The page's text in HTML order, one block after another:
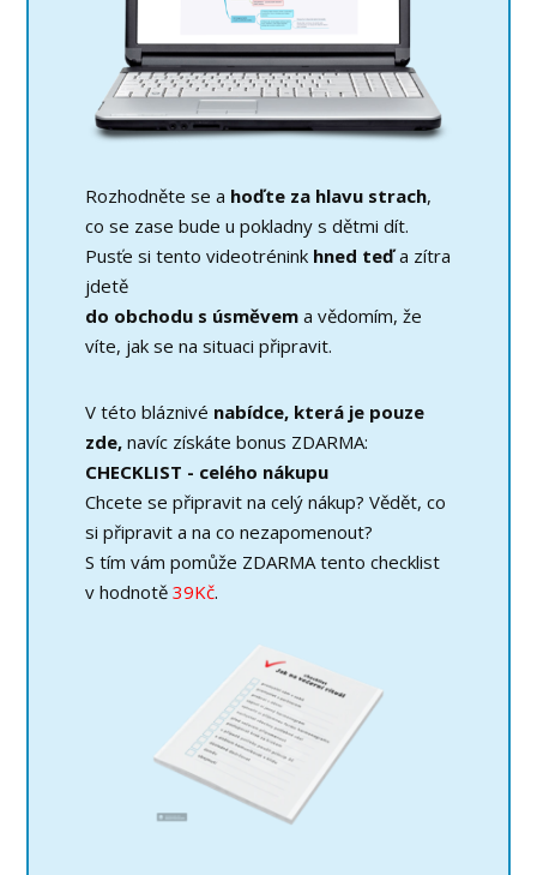
Rozhodněte se a hoďte za hlavu strach,
co se zase bude u pokladny s dětmi dít.
Pusťe si tento videotrénink hned teďa zítra
jdetě
do obchodu s úsměvem a vědomím, že
víte, jak se na situaci připravit.
V této bláznivé nabídce, která je pouze
zde, navíc získáte bonus ZDARMA:
CHECKLIST - celého nákupu
Chcete se připravit na celý nákup? Vědět, co
si připravit a na co nezapomenout?
S tím vám pomůže ZDARMA tento checklist
v hodnotě39Kč.